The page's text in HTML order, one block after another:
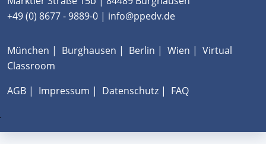
+49 (0) 8677 - 9889-0 | info@ppedv.de
München | Burghausen | Berlin | Wien | Virtual
Classroom
AGB | Impressum | Datenschutz | FAQ